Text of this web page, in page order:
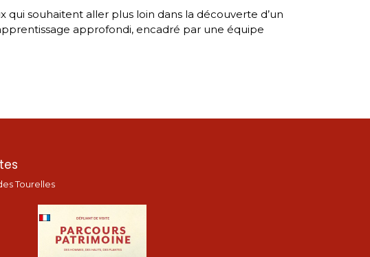
souhaitent aller plus loin dans la découverte d’un
approfondi, encadré par une équipe
Tourelles